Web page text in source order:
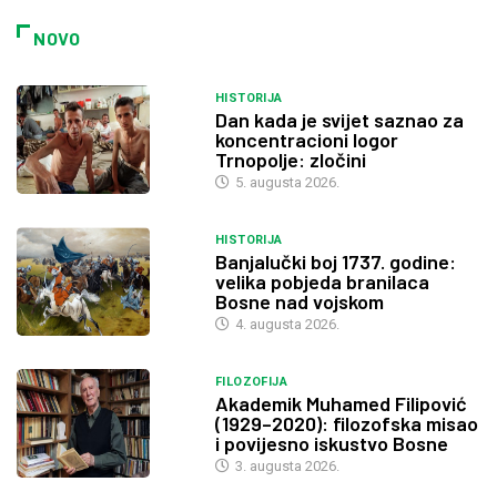
NOVO
HISTORIJA
Dan kada je svijet saznao za
koncentracioni logor
Trnopolje: zločini
5. augusta 2026.
HISTORIJA
Banjalučki boj 1737. godine:
velika pobjeda branilaca
Bosne nad vojskom
4. augusta 2026.
FILOZOFIJA
Akademik Muhamed Filipović
(1929–2020): filozofska misao
i povijesno iskustvo Bosne
3. augusta 2026.